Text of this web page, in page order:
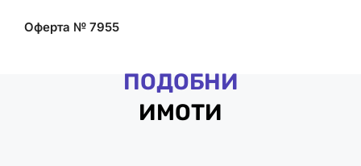
Оферта № 7955
ПОДОБНИ
ИМОТИ